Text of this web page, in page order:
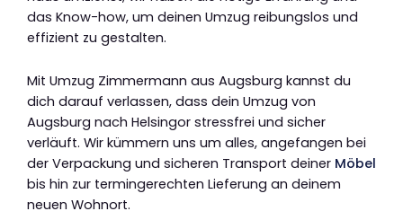
das Know-how, um deinen Umzug reibungslos und
effizient zu gestalten.
Mit Umzug Zimmermann aus Augsburg kannst du
dich darauf verlassen, dass dein Umzug von
Augsburg nach Helsingor stressfrei und sicher
verläuft. Wir kümmern uns um alles, angefangen bei
der Verpackung und sicheren Transport deiner Möbel
bis hin zur termingerechten Lieferung an deinem
neuen Wohnort.